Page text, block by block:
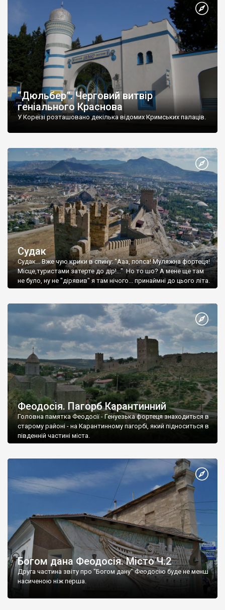
“Дюльбер”. Черговий витвір
геніального Краснова
У Кореїзі розташовано декілька відомих Кримських палаців.
Судак
Судак... Вже чую крики в спину: "Ааа, попса! Муляжна фортеця!
Місце,туристами затерте до дір!..." Но то шо? А мене ще там
не було, ну не "дірявив" я там нічого... принаймні до цього літа.
Феодосія. Пагорб Карантинний
Головна памятка Феодосії - Генуезька фортеця знаходиться в
старому районі - на Карантинному пагорбі, який підноситься в
південній частині міста.
Богом дана Феодосія. Місто Ч.2
Друга частина звіту про "Богом дану" Феодосію буде не менш
насиченою ніж перша.